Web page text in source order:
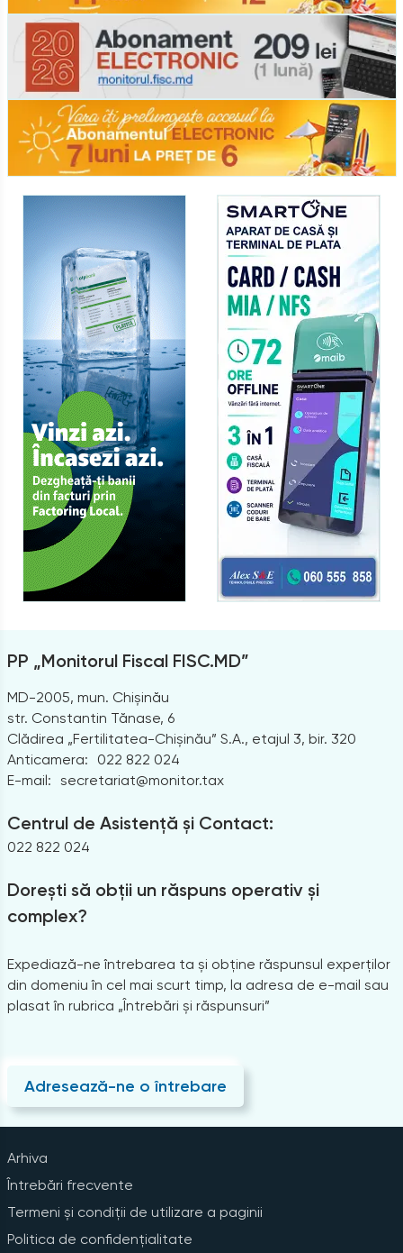
PP „Monitorul Fiscal FISC.MD”
MD-2005, mun. Chișinău
str. Constantin Tănase, 6
Clădirea „Fertilitatea-Chișinău” S.A., etajul 3, bir. 320
Anticamera:
022 822 024
E-mail: secretariat@monitor.tax
Centrul de Asistență și Contact:
022 822 024
Dorești să obții un răspuns operativ și
complex?
Expediază-ne întrebarea ta și obține răspunsul experților
din domeniu în cel mai scurt timp, la adresa de e-mail sau
plasat în rubrica „Întrebări și răspunsuri”
Adresează-ne o întrebare
Arhiva
Întrebări frecvente
Termeni și condiții de utilizare a paginii
Politica de confidențialitate